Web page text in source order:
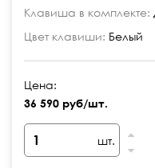
Клавиша в комплекте:
Цвет клавиши: Белый
Цена:
36 590 руб/шт.
шт.